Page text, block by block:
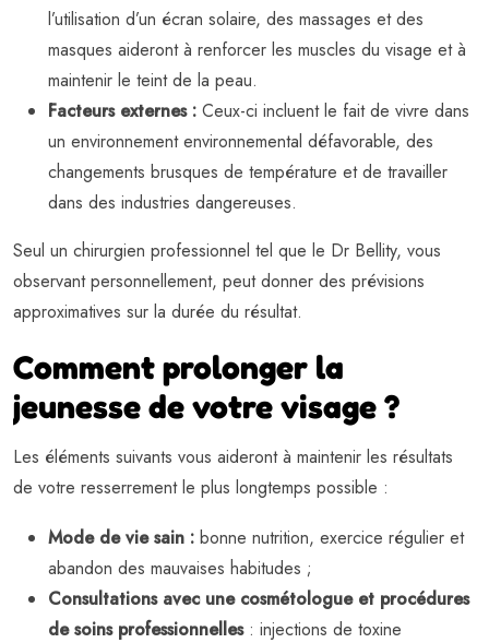
l’utilisation d’un écran solaire, des massages et des
masques aideront à renforcer les muscles du visage et à
maintenir le teint de la peau.
Facteurs externes : Ceux-ci incluent le fait de vivre dans
un environnement environnemental défavorable, des
changements brusques de température et de travailler
dans des industries dangereuses.
Seul un chirurgien professionnel tel que le Dr Bellity, vous
observant personnellement, peut donner des prévisions
approximatives sur la durée du résultat.
Comment prolonger la
jeunesse de votre visage ?
Les éléments suivants vous aideront à maintenir les résultats
de votre resserrement le plus longtemps possible :
Mode de vie sain : bonne nutrition, exercice régulier et
abandon des mauvaises habitudes ;
Consultations avec une cosmétologue et procédures
de soins professionnelles: injections de toxine